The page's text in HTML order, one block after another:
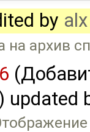
by alx
на архив
updated